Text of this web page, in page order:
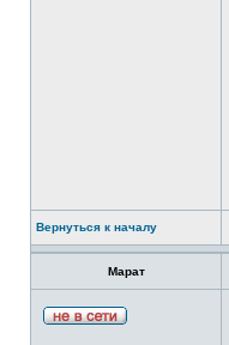
Вернуться к началу
Марат